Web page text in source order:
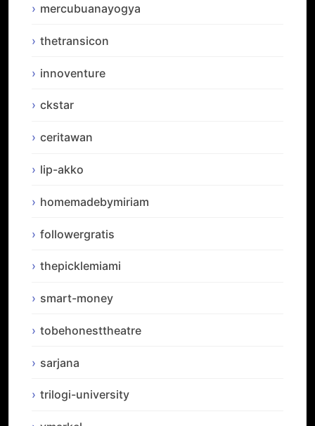
mercubuanayogya
thetransicon
innoventure
ckstar
ceritawan
lip-akko
homemadebymiriam
followergratis
thepicklemiami
smart-money
tobehonesttheatre
sarjana
trilogi-university